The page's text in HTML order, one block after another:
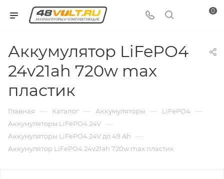
0
Аккумулятор LiFePO4
24v21ah 720w max
пластик
Главная — Каталог — Аккумуляторы — LiFePO4 —
Аккумуляторы LiFePO4 24V —
Аккумуляторы LiFePO4 24V до 49 Ah —
Аккумулятор LiFePO4 24v21ah 720w max пластик